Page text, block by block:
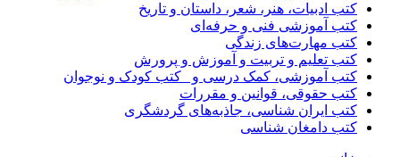
کتب ادبیات، هنر، شعر، داستان و تاریخ
کتب آموزشی فنی و حرفه‌ای
کتب مهارت‌های زندگی
کتب تعلیم و تربیت و آموزش و پرورش
کتب آموزشی، کمک درسی و _کتب کودک و نوجوان
کتب حقوقی، قوانین و مقررات
کتب ایران شناسی، جاذبه‌های گردشگری
کتب دامغان شناسی